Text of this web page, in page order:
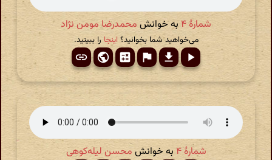
شمارهٔ ۴ به خوانش محمدرضا مومن نژاد
می‌خواهید شما بخوانید؟ اینجا را ببینید.
شمارهٔ ۴ به خوانش محسن لیله‌کوهی